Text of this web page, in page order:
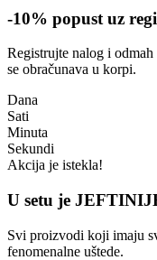
-10% popust uz
Registrujte nalog i
se obračunava u korpi.
Dana
Sati
Minuta
Sekundi
Akcija je istekla!
U setu je
Svi proizvodi koji imaju
fenomenalne uštede.